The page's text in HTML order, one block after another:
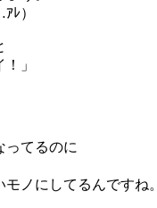
ﾚ）
」
ってるのに
ノにしてるんですね。